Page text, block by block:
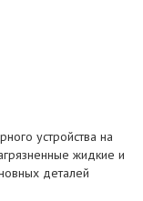
устройства на
жидкие и
деталей